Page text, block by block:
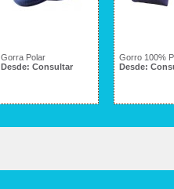
Gorra Polar
Desde: Consultar
Gorro 100%
Desde: